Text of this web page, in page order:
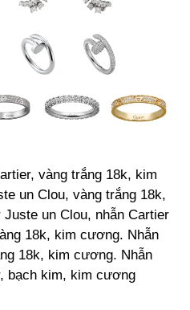
vàng trắng 18k, kim
un Clou, vàng trắng 18k,
un Clou, nhẫn Cartier
18k, kim cương. Nhẫn
18k, kim cương. Nhẫn
bạch kim, kim cương